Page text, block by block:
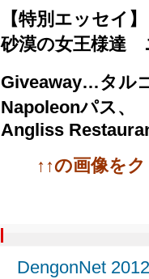
【特別エッセイ】
砂漠の女王様達
Giveaway…タル
Napoleonパス、
Angliss
↑↑の画像を
DengonNet